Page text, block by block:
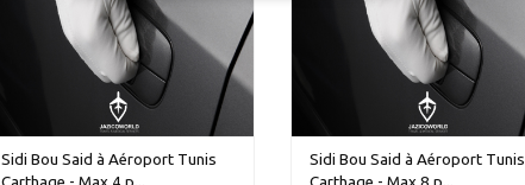
Sidi Bou Said à Aéroport Tunis
Sidi Bou Said à Aéroport Tunis